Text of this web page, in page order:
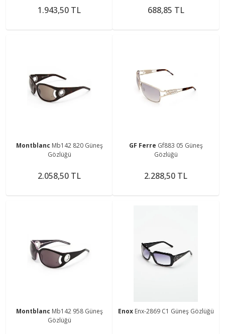
1.943,50 TL 688,85 TL
Montblanc Mb142 820 Güneş
Gözlüğü
2.058,50 TL
GF Ferre Gf883 05 Güneş
Gözlüğü
2.288,50 TL
Montblanc Mb142 958 Güneş
Gözlüğü
Enox Enx-2869 C1 Güneş Gözlüğü